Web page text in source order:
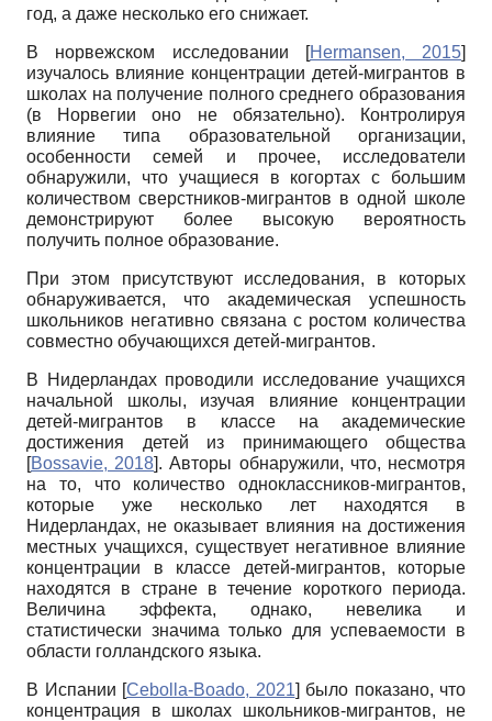
год, а даже несколько его снижает.
В норвежском исследовании [Hermansen, 2015]
изучалось влияние концентрации детей-мигрантов в
школах на получение полного среднего образования
(в Норвегии оно не обязательно). Контролируя
влияние типа образовательной организации,
особенности семей и прочее, исследователи
обнаружили, что учащиеся в когортах с большим
количеством сверстников-мигрантов в одной школе
демонстрируют более высокую вероятность
получить полное образование.
При этом присутствуют исследования, в которых
обнаруживается, что академическая успешность
школьников негативно связана с ростом количества
совместно обучающихся детей-мигрантов.
В Нидерландах проводили исследование учащихся
начальной школы, изучая влияние концентрации
детей-мигрантов в классе на академические
достижения детей из принимающего общества
[Bossavie, 2018]. Авторы обнаружили, что, несмотря
на то, что количество одноклассников-мигрантов,
которые уже несколько лет находятся в
Нидерландах, не оказывает влияния на достижения
местных учащихся, существует негативное влияние
концентрации в классе детей-мигрантов, которые
находятся в стране в течение короткого периода.
Величина эффекта, однако, невелика и
статистически значима только для успеваемости в
области голландского языка.
В Испании [Cebolla-Boado, 2021] было показано, что
концентрация в школах школьников-мигрантов, не